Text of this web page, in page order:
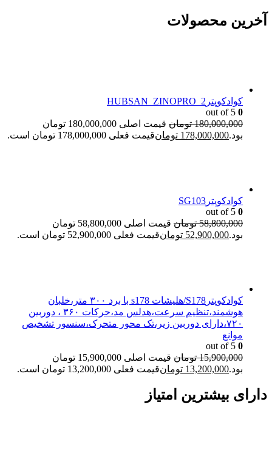
آخرین محصولات
کوادکوپترHUBSAN_ZINOPRO_2
0
180,000,000 تومان
قیمت اصلی 180,000,000 تومان
بود.178,000,000 تومانقیمت فعلی 178,000,000 تومان است.
کوادکوپترSG103
0
58,800,000 تومان
قیمت اصلی 58,800,000 تومان
بود.52,900,000 تومانقیمت فعلی 52,900,000 تومان است.
کوادکوپترS178/هلیشات s178 با برد ۳۰۰ متر،خلبان
هوشمند،تنظیم سرعت،هدلس مد،حرکات ۳۶۰ ، دوربین
۷۲۰،دارای دوربین زیر،تک محور متحرک،سنسور تشخیص
موانع
0
15,900,000 تومان
قیمت اصلی 15,900,000 تومان
بود.13,200,000 تومانقیمت فعلی 13,200,000 تومان است.
دارای بیشترین امتیاز